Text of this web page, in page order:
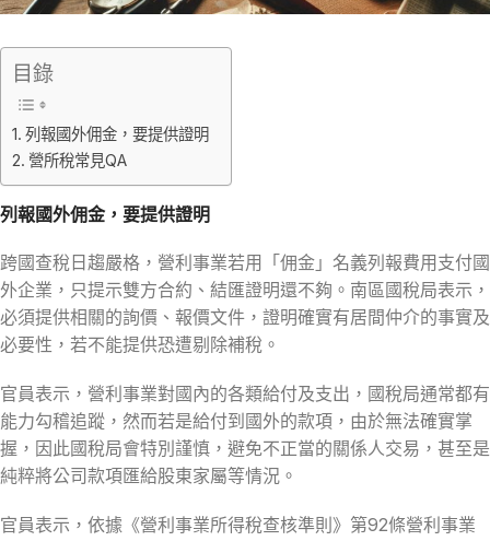
目錄
列報國外佣金，要提供證明
營所稅常見QA
列報國外佣金，要提供證明
跨國查稅日趨嚴格，營利事業若用「佣金」名義列報費用支付國
外企業，只提示雙方合約、結匯證明還不夠。南區國稅局表示，
必須提供相關的詢價、報價文件，證明確實有居間仲介的事實及
必要性，若不能提供恐遭剔除補稅。
官員表示，營利事業對國內的各類給付及支出，國稅局通常都有
能力勾稽追蹤，然而若是給付到國外的款項，由於無法確實掌
握，因此國稅局會特別謹慎，避免不正當的關係人交易，甚至是
純粹將公司款項匯給股東家屬等情況。
官員表示，依據《營利事業所得稅查核準則》第92條營利事業